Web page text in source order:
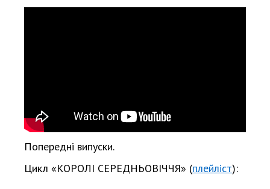
Попередні випуски.
Цикл «КОРОЛІ СЕРЕДНЬОВІЧЧЯ» (плейліст):